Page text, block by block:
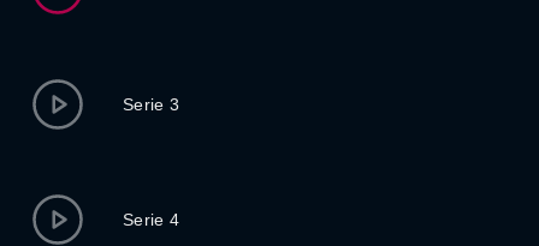
Serie 3
Serie 4